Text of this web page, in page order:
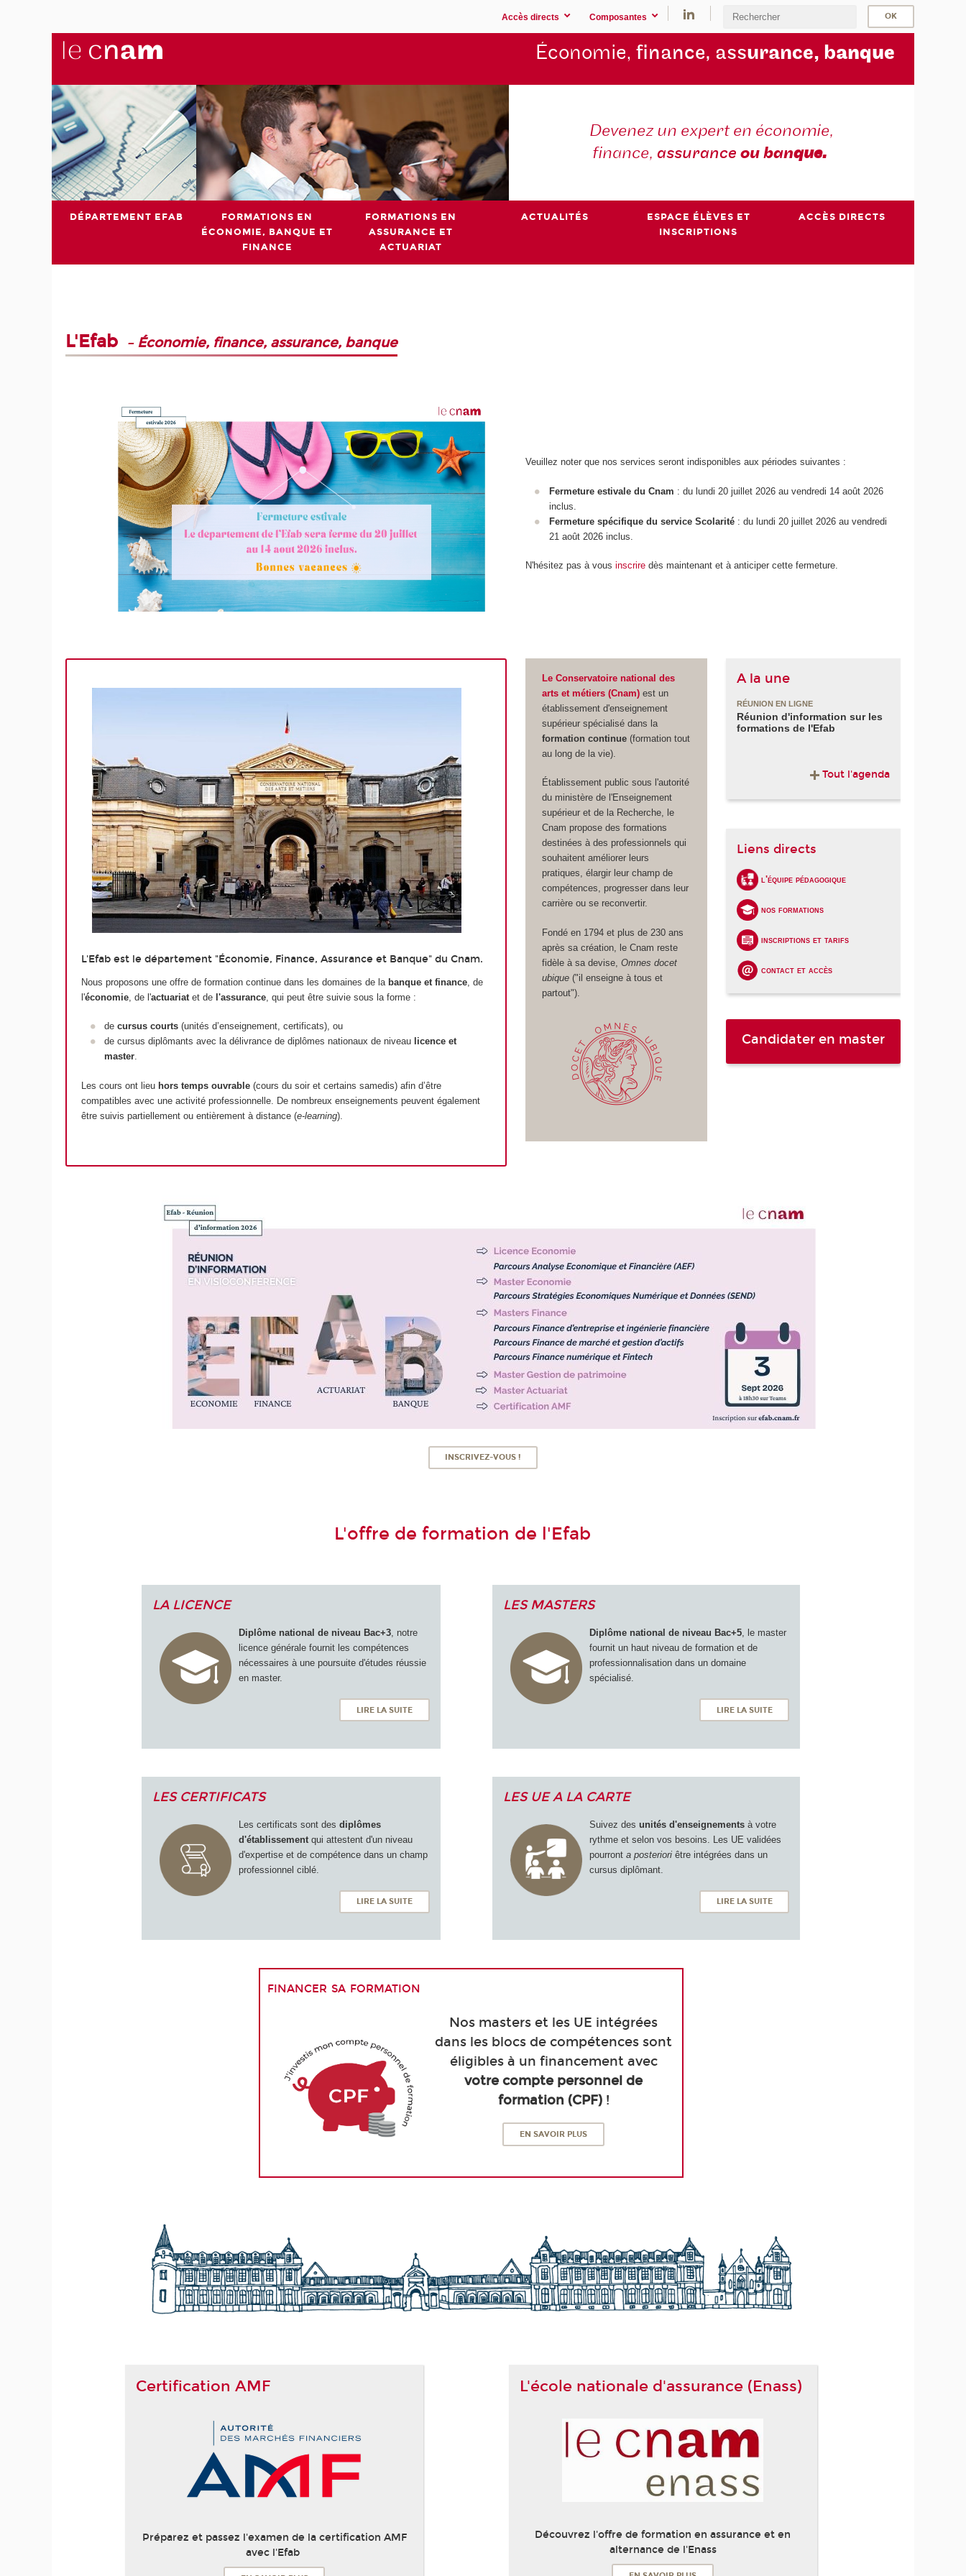
Accès directs Composantes
Économie, finance, assurance, banque
Devenez un expert en économie,
finance, assurance ou banque.
DÉPARTEMENT EFAB
FORMATIONS EN
ÉCONOMIE, BANQUE ET
FINANCE
FORMATIONS EN
ASSURANCE ET
ACTUARIAT
ACTUALITÉS
ESPACE ÉLÈVES ET
INSCRIPTIONS
ACCÈS DIRECTS
L'Efab – Économie, finance, assurance, banque
Veuillez noter que nos services seront indisponibles aux périodes suivantes :
Fermeture estivale du Cnam : du lundi 20 juillet 2026 au vendredi 14 août 2026
inclus.
Fermeture spécifique du service Scolarité: du lundi 20 juillet 2026 au vendredi
21 août 2026 inclus.
N'hésitez pas à vousinscrire dès maintenant et à anticiper cette fermeture.
L'Efab est le département "Économie, Finance, Assurance et Banque" du Cnam.
Nous proposons une offre de formation continue dans les domaines de labanque et finance, de
l'économie, de l'actuariat et del'assurance, qui peut être suivie sous la forme :
decursus courts (unités d’enseignement, certificats), ou
de cursus diplômants avec la délivrance de diplômes nationaux de niveau licence et
master.
Les cours ont lieu hors temps ouvrable(cours du soir et certains samedis) afin d’être
compatibles avec une activité professionnelle. De nombreux enseignements peuvent également
être suivis partiellement ou entièrement à distance (e-learning).
Le Conservatoire national des
arts et métiers (Cnam)est un
établissement d'enseignement
supérieur spécialisé dans la
formation continue(formation tout
au long de la vie).
Établissement public sous l'autorité
du ministère de l'Enseignement
supérieur et de la Recherche, le
Cnam propose des formations
destinées à des professionnels qui
souhaitent améliorer leurs
pratiques, élargir leur champ de
compétences, progresser dans leur
carrière ou se reconvertir.
Fondé en 1794 et plus de 230 ans
après sa création, le Cnam reste
fidèle à sa devise, Omnes docet
ubique("il enseigne à tous et
partout").
A la une
RÉUNION EN LIGNE
Réunion d'information sur les
formations de l'Efab
Tout l'agenda
Liens directs
l'équipe pédagogique
nos formations
inscriptions et tarifs
contact et accès
Candidater en master
INSCRIVEZ-VOUS !
L'offre de formation de l'Efab
LA LICENCE
Diplôme national de niveau Bac+3, notre
licence générale fournit les compétences
nécessaires à une poursuite d'études réussie
en master.
LIRE LA SUITE
LES MASTERS
Diplôme national de niveau Bac+5, le master
fournit un haut niveau de formation et de
professionnalisation dans un domaine
spécialisé.
LIRE LA SUITE
LES CERTIFICATS
Les certificats sont des diplômes
d'établissementqui attestent d'un niveau
d'expertise et de compétence dans un champ
professionnel ciblé.
LIRE LA SUITE
LES UE A LA CARTE
Suivez des unités d'enseignementsà votre
rythme et selon vos besoins. Les UE validées
pourront a posterioriêtre intégrées dans un
cursus diplômant.
LIRE LA SUITE
financer sa formation
Nos masters et les UE intégrées
dans les blocs de compétences sont
éligibles à un financement avec
votre compte personnel de
formation (CPF)!
EN SAVOIR PLUS
Certification AMF
Préparez et passez l'examen de la certification AMF
avec l'Efab
L'école nationale d'assurance (Enass)
Découvrez l'offre de formation en assurance et en
alternance de l'Enass